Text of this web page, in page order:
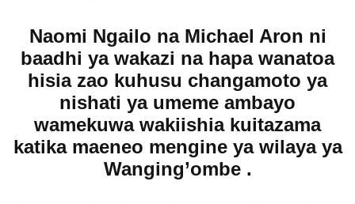
Naomi Ngailo na Michael Aron ni
baadhi ya wakazi na hapa wanatoa
hisia zao kuhusu changamoto ya
nishati ya umeme ambayo
wamekuwa wakiishia kuitazama
katika maeneo mengine ya wilaya ya
Wanging’ombe .